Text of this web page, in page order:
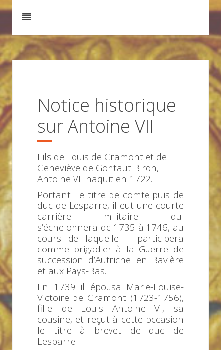
Notice historique
sur Antoine VII
Fils de Louis de Gramont et de
Geneviève de Gontaut Biron,
Antoine VII naquit en 1722.
Portant le titre de comte puis de
duc de Lesparre, il eut une courte
carrière militaire qui
s’échelonnera de 1735 à 1746, au
cours de laquelle il participera
comme brigadier à la Guerre de
succession d’Autriche en Bavière
et aux Pays-Bas.
En 1739 il épousa Marie-Louise-
Victoire de Gramont (1723-1756),
fille de Louis Antoine VI, sa
cousine, et reçut à cette occasion
le titre à brevet de duc de
Lesparre.